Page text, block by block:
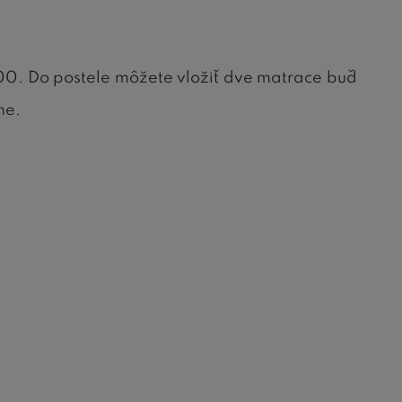
Do postele môžete vložiť dve matrace buď